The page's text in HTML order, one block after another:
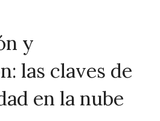
y
las claves de
en la nube